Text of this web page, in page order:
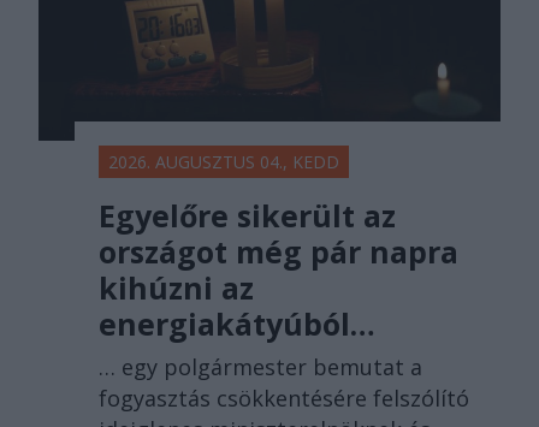
2026. AUGUSZTUS 04., KEDD
Egyelőre sikerült az
országot még pár napra
kihúzni az
energiakátyúból…
… egy polgármester bemutat a
fogyasztás csökkentésére felszólító